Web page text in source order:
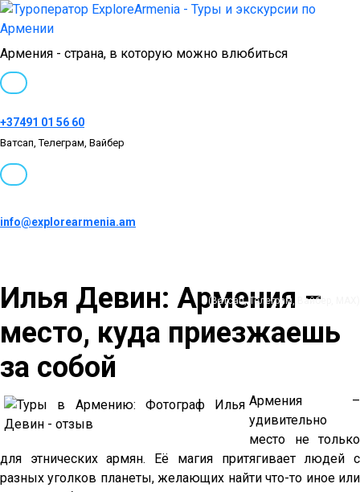
Армения - страна, в которую можно влюбиться
+37491 01 56 60
Ватсап, Телеграм, Вайбер
info@explorearmenia.am
(Ватсап, Телеграм, Вайбер, MAX)
Илья Девин: Армения –
место, куда приезжаешь
за собой
Армения –
удивительно
место не только
для этнических армян. Её магия притягивает людей с
разных уголков планеты, желающих найти что-то иное или